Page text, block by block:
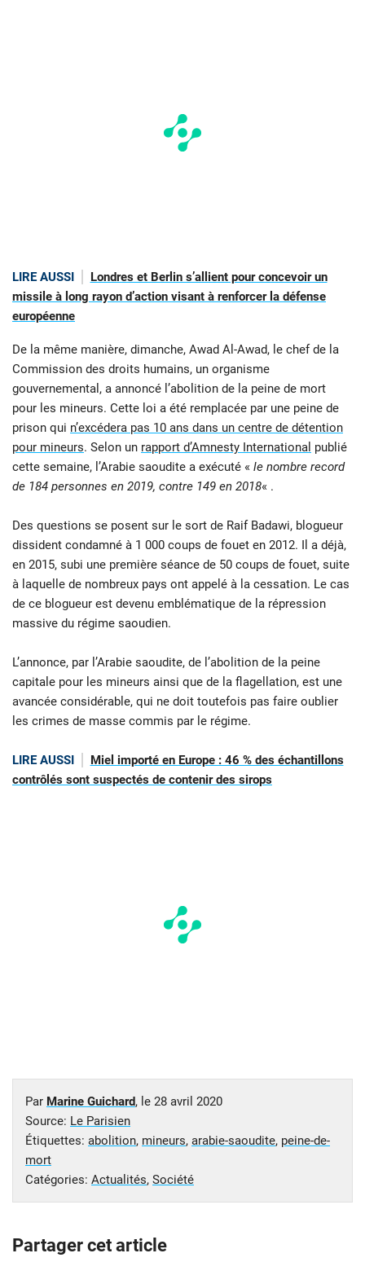
LIRE AUSSI
Londres et Berlin s’allient pour concevoir un
missile à long rayon d’action visant à renforcer la défense
européenne
De la même manière, dimanche, Awad Al-Awad, le chef de la
Commission des droits humains, un organisme
gouvernemental, a annoncé l’abolition de la peine de mort
pour les mineurs. Cette loi a été remplacée par une peine de
prison qui n’excédera pas 10 ans dans un centre de détention
pour mineurs. Selon un rapport d’Amnesty International publié
cette semaine, l’Arabie saoudite a exécuté « le nombre record
de 184 personnes en 2019, contre 149 en 2018« .
Des questions se posent sur le sort de Raif Badawi, blogueur
dissident condamné à 1 000 coups de fouet en 2012. Il a déjà,
en 2015, subi une première séance de 50 coups de fouet, suite
à laquelle de nombreux pays ont appelé à la cessation. Le cas
de ce blogueur est devenu emblématique de la répression
massive du régime saoudien.
L’annonce, par l’Arabie saoudite, de l’abolition de la peine
capitale pour les mineurs ainsi que de la flagellation, est une
avancée considérable, qui ne doit toutefois pas faire oublier
les crimes de masse commis par le régime.
LIRE AUSSI
Miel importé en Europe : 46 % des échantillons
contrôlés sont suspectés de contenir des sirops
Par Marine Guichard, le 28 avril 2020
Source: Le Parisien
Étiquettes: abolition, mineurs, arabie-saoudite, peine-de-
mort
Catégories: Actualités, Société
Partager cet article